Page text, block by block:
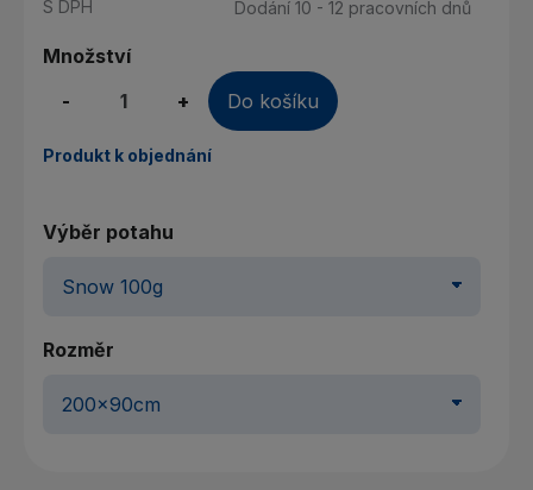
S DPH Dodání 10 - 12 pracovních dnů
Množství
-
+ Do košíku
Produkt k objednání
Výběr potahu
Rozměr